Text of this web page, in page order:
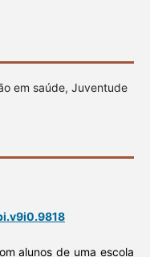
em saúde, Juventude
alunos de uma escola